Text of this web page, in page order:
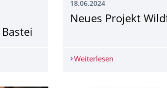
Workshop auf der Bastei
18.06.2024
Neues Projekt
Weiterlesen